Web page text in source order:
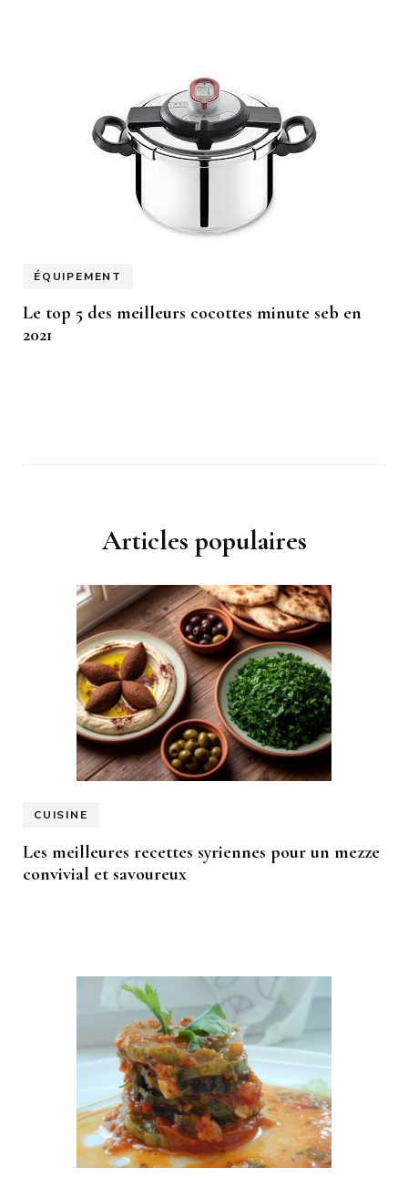
ÉQUIPEMENT
Le top 5 des meilleurs cocottes minute seb en
2021
Articles populaires
CUISINE
Les meilleures recettes syriennes pour un mezze
convivial et savoureux